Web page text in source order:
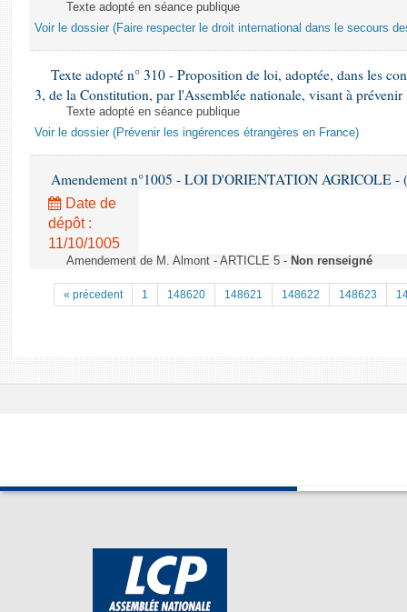
Texte adopté en séance publique
Voir le dossier (Faire respecter le droit international dans le secours
Texte adopté n° 310 - Proposition de loi, adoptée, dans les
3, de la Constitution, par l'Assemblée nationale, visant à prévenir
Texte adopté en séance publique
Voir le dossier (Prévenir les ingérences étrangères en France)
Amendement n°1005 - LOI D'ORIENTATION AGRICOLE -
Date de
dépôt :
11/10/1005
Amendement de M. Almont - ARTICLE 5 - Non renseigné
« précedent 1 148620 148621 148622 148623